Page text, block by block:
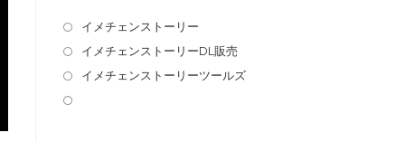
イメチェンストーリー
イメチェンストーリーDL販売
イメチェンストーリーツールズ